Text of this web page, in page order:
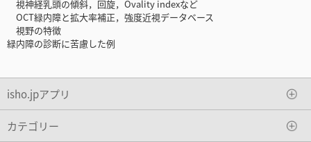
視神経乳頭の傾斜，回旋，Ovality indexなど
OCT緑内障と拡大率補正，強度近視データベース
視野の特徴
緑内障の診断に苦慮した例
isho.jpアプリ
カテゴリー